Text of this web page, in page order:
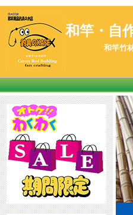
和竿・自
和竿竹材・釣